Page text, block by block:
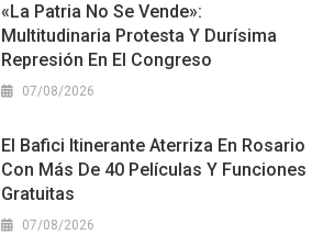
«La Patria No Se Vende»:
Multitudinaria Protesta Y Durísima
Represión En El Congreso
07/08/2026
El Bafici Itinerante Aterriza En Rosario
Con Más De 40 Películas Y Funciones
Gratuitas
07/08/2026